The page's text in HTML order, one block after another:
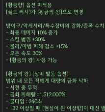
[황금향] 옵션 미적용
[골드 러시]가 [황금의 왕]으로 변경
방어구/악세서리/특수장비의 강화/증폭 수
- 최종 데미지 10% 증가
- 스킬 범위 +30%
- 물리/마법 피해 감소 +15%
- 모든 속도 30%
- [황금의 왕] 사용 가능
[황금의 왕] [장비 발동 옵션]
범위 내 모든 적에게 대량의 금화 낙하
- 시전 중 무적
- 금화 피해량 : 1,512,000%
- 쿨타임 : 240초
- 132 이상일 때 [현실이 된 이상향]이 대신